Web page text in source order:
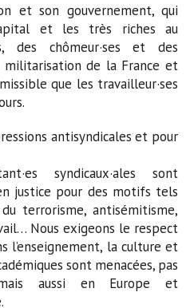
et son gouvernement, qui
et les très riches au
des chômeur·ses et des
militarisation de la France et
que les travailleur·ses
antisyndicales et pour
syndicaux·ales sont
justice pour des motifs tels
terrorisme, antisémitisme,
Nous exigeons le respect
l’enseignement, la culture et
sont menacées, pas
aussi en Europe et